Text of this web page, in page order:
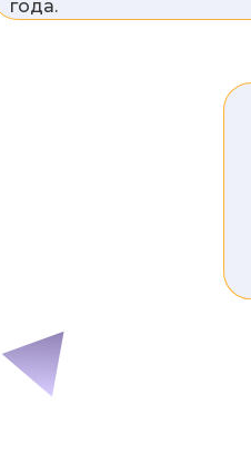
года.